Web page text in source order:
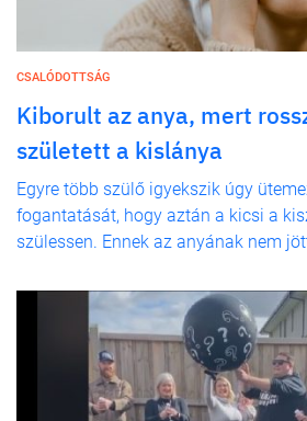
CSALÓDOTTSÁG
Kiborult az anya, mert
született a kislánya
Egyre több szülő igyekszik úgy
fogantatását, hogy aztán a kicsi a
szülessen. Ennek az anyának nem